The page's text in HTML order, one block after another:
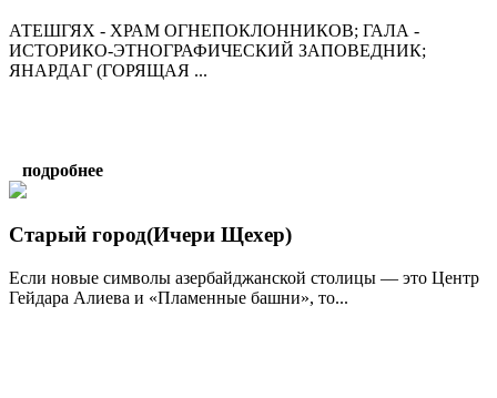
АТЕШГЯХ - ХРАМ ОГНЕПОКЛОННИКОВ; ГАЛА -
ИСТОРИКО-ЭТНОГРАФИЧЕСКИЙ ЗАПОВЕДНИК;
ЯНАРДАГ (ГОРЯЩАЯ ...
подробнее
Старый город(Ичери Щехер)
Если новые символы азербайджанской столицы — это Центр
Гейдара Алиева и «Пламенные башни», то...